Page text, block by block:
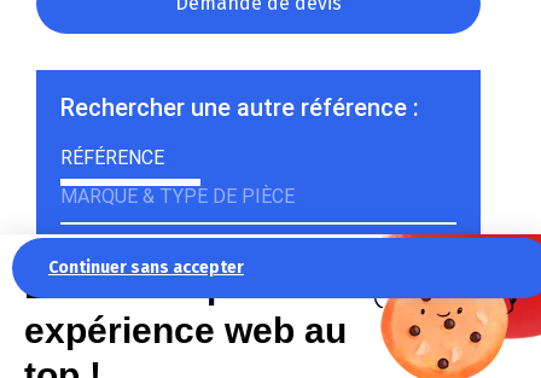
Continuer sans accepter
La recette pour une
expérience web au
Rechercher une autre référence :
RÉFÉRENCE
MARQUE & TYPE DE PIÈCE